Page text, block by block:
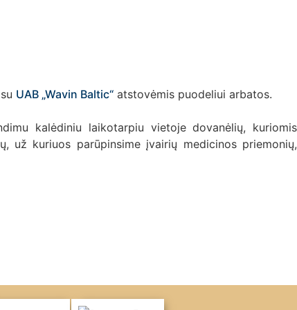
UAB „Wavin Baltic“ atstovėmis puodeliui arbatos.
kalėdiniu laikotarpiu vietoje dovanėlių, kuriomis
už kuriuos parūpinsime įvairių medicinos priemonių,